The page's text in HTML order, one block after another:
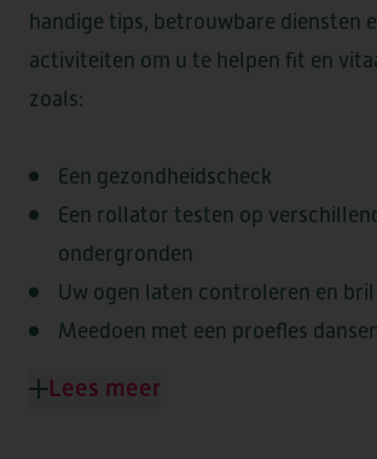
SINT AGNES WATERRIJCK
WESTERHEEM
handige tips, betrouwbare diensten
activiteiten om u te helpen fit en
zoals:
Een gezondheidscheck
Een rollator testen op
ondergronden
Uw ogen laten controleren en bril
Meedoen met een proefles
Lees meer